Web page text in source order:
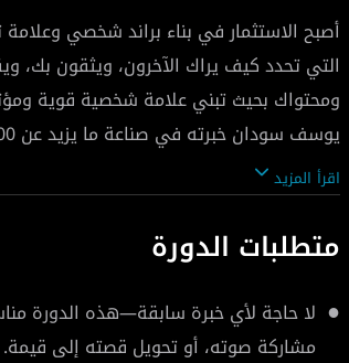
أصبح الاستثمار في بناء براند شخصي
التي تحدد كيف يراك الآخرون، ويثقون
ومحتواك بحيث تبني علامة شخصية قوية
ستفهم ما هي العلامة الشخصية
كما ستمكّنك الدورة من تحديد جمهورك
التسويق الذاتي لك. ستكتشف الطرق
اقرأ المزيد
متطلبات الدورة
لا حاجة لأي خبرة سابقة—هذه الدورة
مشاركة صوته، أو تحويل قصته إلى قيمة.